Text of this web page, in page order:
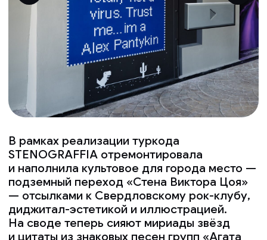
В рамках реализации туркода
STENOGRAFFIA отремонтировала
и наполнила культовое для города место —
подземный переход «Стена Виктора Цоя»
— отсылками к Свердловскому рок-клубу,
диджитал-эстетикой и иллюстрацией.
На своде теперь сияют мириады звёзд
и цитаты из знаковых песен групп «Агата
Кристи», «Чайф», Nautilus Pompilius,
«Смысловые галлюцинации» и «Кино».
Как дань уважения художникам,
нарисованных ими портретов. «Уральский
рок — это яркое и самобытное явление, —
отметил Андрей Колоколов.
— А Свердловский рок-клуб стал
настоящим арт-кластером своего времени.
Его наследие передаётся сквозь годы
и является гордостью нашего города».
Алексей Грабилин добавил:
«Мы на энергии рока сделали из перехода